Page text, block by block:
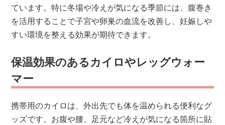
ています。特に冬場や冷えが気になる季節には、腹巻き
を活用することで子宮や卵巣の血流を改善し、妊娠しや
すい環境を整える効果が期待できます。
保温効果のあるカイロやレッグウォー
マー
携帯用のカイロは、外出先でも体を温められる便利なグ
ッズです。お腹や腰、足元など冷えが気になる箇所に貼